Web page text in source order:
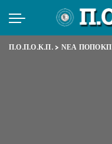
Π.Ο.Π.Ο.Κ.Π.> ΝΕΑ ΠΟΠΟΚΠ